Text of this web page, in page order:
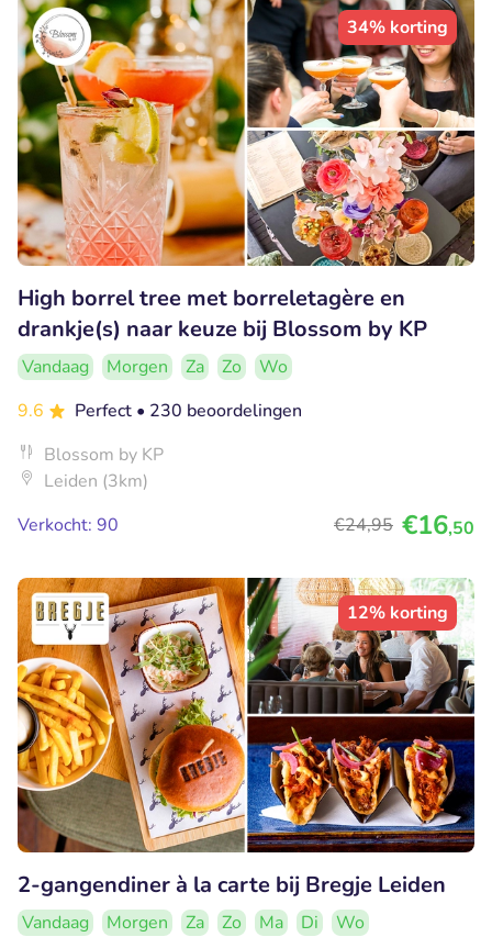
34% korting
High borrel tree met borreletagère en
drankje(s) naar keuze bij Blossom by KP
Vandaag Morgen Za Zo
Wo
9.6
Perfect • 230 beoordelingen
Blossom by KP
Leiden (3km)
Verkocht: 90
€24,95 €16,50
12% korting
2-gangendiner à la carte bij Bregje Leiden
Vandaag Morgen Za Zo Ma Di
Wo